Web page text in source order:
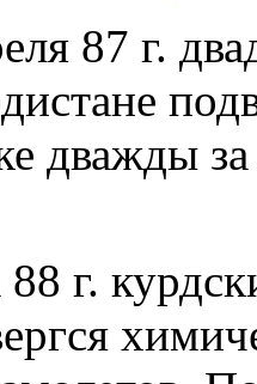
87 г.
дважды
88 г.